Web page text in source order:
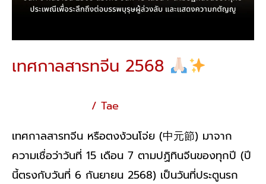
เทศกาลสารทจีน 2568
/ Tae
เทศกาลสารทจีน หรือตงง้วนโจ่ย (中元節) มาจาก
ความเชื่อว่าวันที่ 15 เดือน 7 ตามปฏิทินจีนของทุกปี (ปี
นี้ตรงกับวันที่ 6 กันยายน 2568) เป็นวันที่ประตูนรก